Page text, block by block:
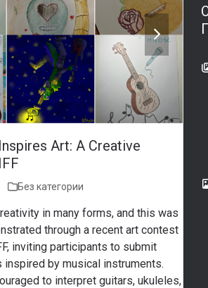
next
slide
Art: A Creative
Без категории
in many forms, and this was
through a recent art contest
inviting participants to submit
inspired by musical instruments.
to interpret guitars, ukuleles,